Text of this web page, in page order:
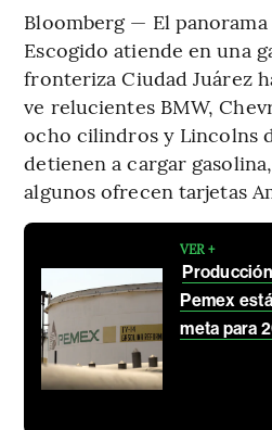
Bloomberg — El
Escogido atiende en una
fronteriza Ciudad Juárez
ve relucientes BMW,
ocho cilindros y Lincolns
detienen a cargar
algunos ofrecen tarjetas
VER +
Pemex
meta para